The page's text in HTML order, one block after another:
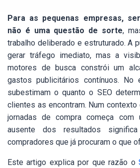
Para as pequenas empresas,
não é uma questão de sorte,
trabalho deliberado e estruturado. A
gerar tráfego imediato, mas a
motores de busca constrói um
gastos publicitários contínuos. No
subestimam o quanto o SEO
clientes as encontram. Num
jornadas de compra começa com
ausente dos resultados
compradores que já procuram o que
Este artigo explica por que razão o